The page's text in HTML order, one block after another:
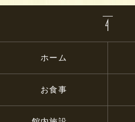
ホーム
お食事